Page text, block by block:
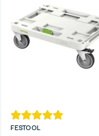
FESTOOL